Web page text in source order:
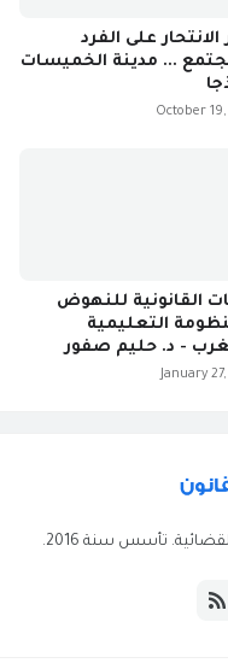
على الفرد
... مدينة الخميسات
October
القانونية للنهوض
التعليمية
- د. حليم صفور
January
تأسس سنة 2016.